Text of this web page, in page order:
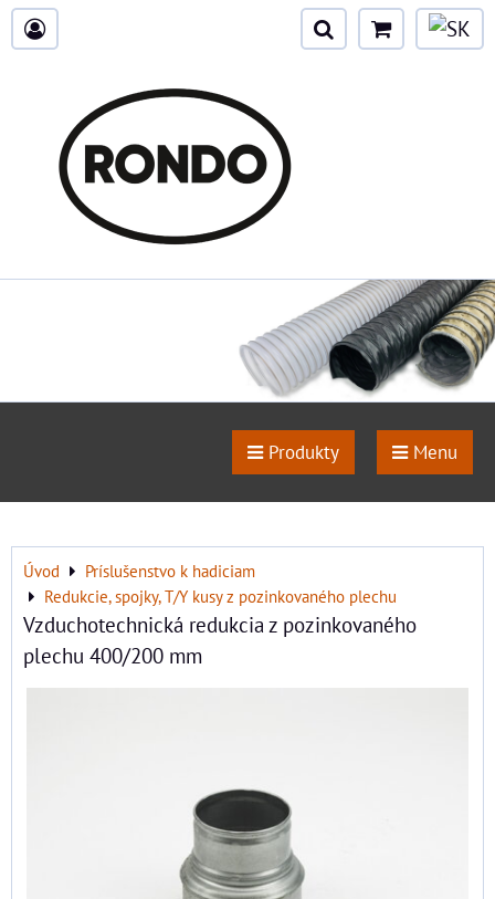
Produkty Menu
Úvod
Príslušenstvo k hadiciam
Redukcie, spojky, T/Y kusy z pozinkovaného plechu
Vzduchotechnická redukcia z pozinkovaného
plechu 400/200 mm